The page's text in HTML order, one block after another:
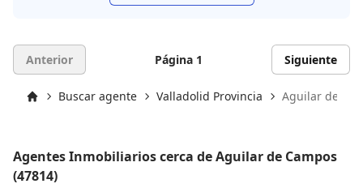
Anterior Página 1 Siguiente
Buscar agente Valladolid Provincia Aguilar de
Agentes Inmobiliarios cerca de Aguilar de Campos
(47814)